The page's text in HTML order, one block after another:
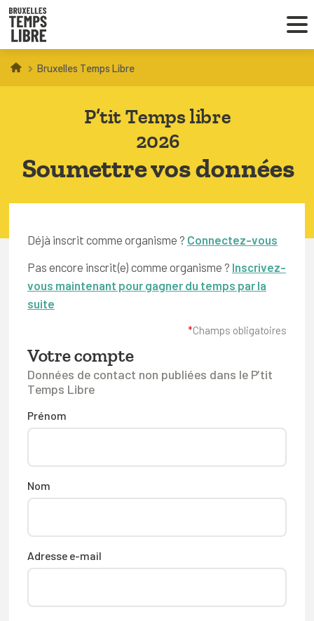
Infos parents
Droit au loisir
À BRUXELLES
Trouver une activité
Connexion
Espace pro
Bruxelles Temps Libre
Bruxelles Temps Libre
P’tit Temps libre
2026
Soumettre vos données
Déjà inscrit comme organisme ? Connectez-vous
Pas encore inscrit(e) comme organisme ? Inscrivez-
vous maintenant pour gagner du temps par la
suite
*Champs obligatoires
Votre compte
Données de contact non publiées dans le P’tit
Temps Libre
Prénom
Nom
Adresse e-mail